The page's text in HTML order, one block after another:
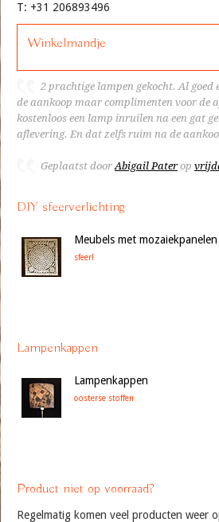
T: +31 206893496
Winkelmandje
2 prachtige lampen gekocht. Al goed
de aankoop maar complimenten voor de
kostenloos een lamp inruilen na een gat
aflevering. En dat zelfs ruim na de
Geplaatst doorAbigail Pater op
DIY sfeerverlichting
Meubels met mozaiekpanelen
sfeer!
Lampenkappen
Lampenkappen
oosterse stoffen
Product niet op voorraad?
Regelmatig komen veel producten weer